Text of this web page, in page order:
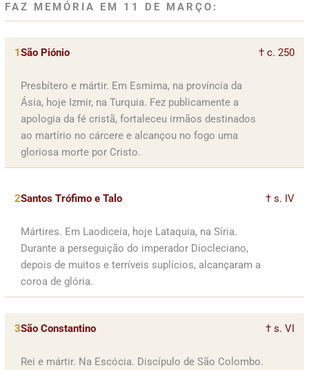
FAZ MEMÓRIA EM 11 DE MARÇO:
1São Piónio
Presbítero e mártir. Em Esmirna, na província da
Ásia, hoje Izmir, na Turquia. Fez publicamente a
apologia da fé cristã, fortaleceu irmãos destinados
ao martírio no cárcere e alcançou no fogo uma
gloriosa morte por Cristo.
† c. 250
2Santos Trófimo e Talo
Mártires. Em Laodiceia, hoje Lataquia, na Síria.
Durante a perseguição do imperador Diocleciano,
depois de muitos e terríveis suplícios, alcançaram a
coroa de glória.
† s. IV
3São Constantino
Rei e mártir. Na Escócia. Discípulo de São Colombo.
† s. VI